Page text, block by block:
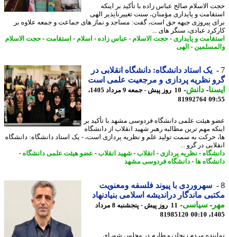
الاسلام صالح عباس زاده با تأکید بر اینکه
و پایداری مؤمنان، سنت تغییرناپذیر الهی
پیروزی جبهه حق است، گفت: مساجد و نماز های جماعت و جمعه علاوه بر
عبادی، سنگر های ...
و پایداری- حجت الاسلام-عباس زاده - اسلام-استقامت-حجت الاسلام
-الهی
یک استاد دانشگاه: دانشگاه انقلابی در
نظریه پردازی و مرجعیت علمی است
-دانش -
10 روز پیش - جمعه 9 مرداد 1405،
81992764
هیئت علمی دانشگاه فردوسی مشهد با تأکید بر
مهم ترین مطالبه رهبر شهید انقلاب از دانشگاه
حرکت به سمت تولید علم و نظریه پردازی است، - یک استاد دانشگاه: دانشگاه
در گرو ...
-نظریه پردازی- انقلاب-شهید انقلاب-عضو هیئت علمی دانشگاه-
ها- دانشگاه فردوسی مشهد
سهروردی با پیوند فلسفه ومعنویت
ماندگار دراندیشه اسلامی بنیادنهاد
-سیاسی-
11 روز پیش - پنجشنبه 8 مرداد
81985120
مردم زنجان و طارم در مجلس شورای